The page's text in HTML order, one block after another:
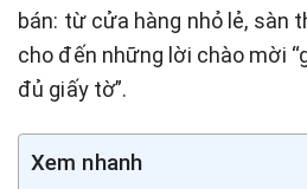
bán: từ cửa hàng nhỏ lẻ, sàn
cho đến những lời chào mời
đủ giấy tờ”.
Xem nhanh